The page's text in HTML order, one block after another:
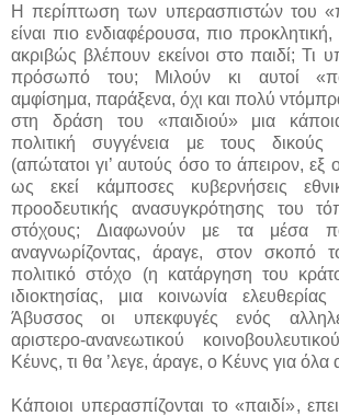
Η περίπτωση των υπερασπιστών του
είναι πιο ενδιαφέρουσα, πιο
ακριβώς βλέπουν εκείνοι στο παιδί; Τι
πρόσωπό του; Μιλούν κι αυτοί
αμφίσημα, παράξενα, όχι και πολύ
στη δράση του «παιδιού» μια
πολιτική συγγένεια με τους
(απώτατοι γι’ αυτούς όσο το άπειρον, εξ
ως εκεί κάμποσες κυβερνήσεις
προοδευτικής ανασυγκρότησης του
στόχους; Διαφωνούν με τα μέσα
αναγνωρίζοντας, άραγε, στον σκοπό
πολιτικό στόχο (η κατάργηση του
ιδιοκτησίας, μια κοινωνία
Άβυσσος οι υπεκφυγές ενός
αριστερο-ανανεωτικού
Κέυνς, τι θα ’λεγε, άραγε, ο Κέυνς για όλα
Κάποιοι υπερασπίζονται το «παιδί»,